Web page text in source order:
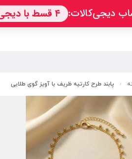
/ پابند طرح کارتیه ظریف با آویز گوی طلایی